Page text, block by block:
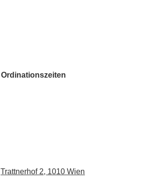
Ordinationszeiten
Trattnerhof 2, 1010 Wien